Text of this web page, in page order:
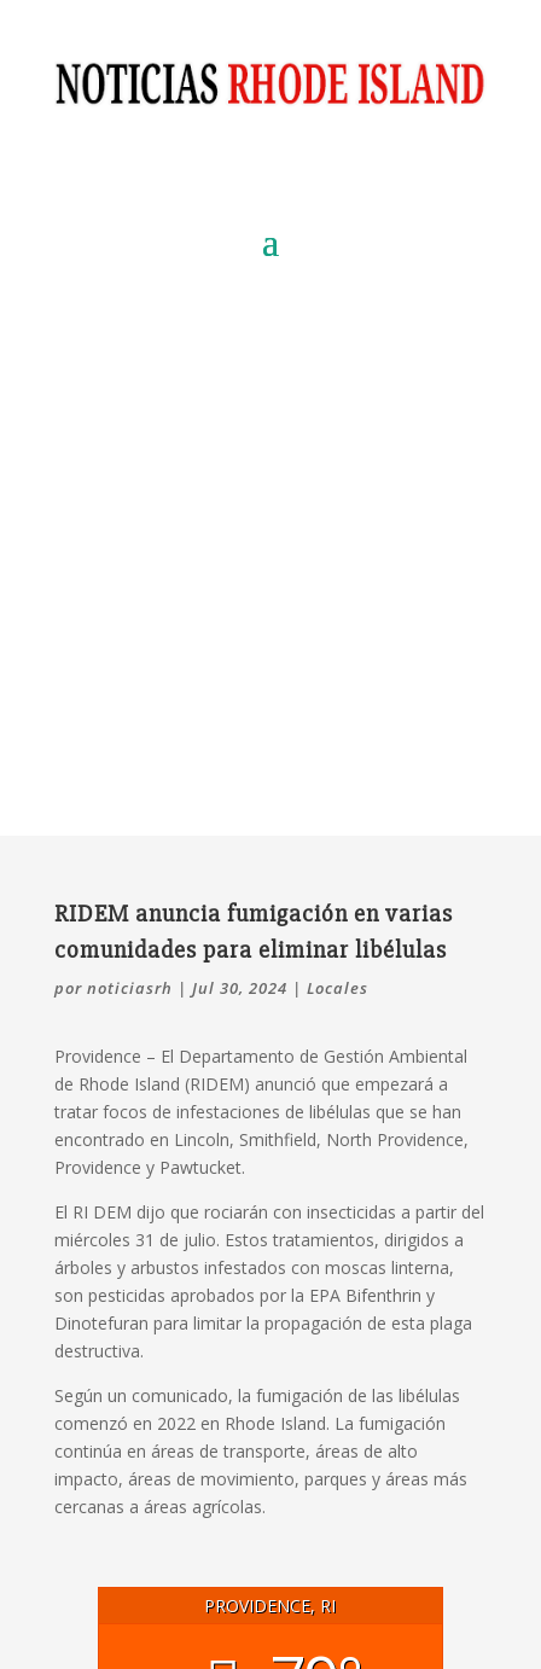
RIDEM anuncia fumigación en varias
comunidades para eliminar libélulas
por noticiasrh | Jul 30, 2024 | Locales
Providence – El Departamento de Gestión Ambiental
de Rhode Island (RIDEM) anunció que empezará a
tratar focos de infestaciones de libélulas que se han
encontrado en Lincoln, Smithfield, North Providence,
Providence y Pawtucket.
El RI DEM dijo que rociarán con insecticidas a partir del
miércoles 31 de julio. Estos tratamientos, dirigidos a
árboles y arbustos infestados con moscas linterna,
son pesticidas aprobados por la EPA Bifenthrin y
Dinotefuran para limitar la propagación de esta plaga
destructiva.
Según un comunicado, la fumigación de las libélulas
comenzó en 2022 en Rhode Island. La fumigación
continúa en áreas de transporte, áreas de alto
impacto, áreas de movimiento, parques y áreas más
cercanas a áreas agrícolas.
PROVIDENCE, RI